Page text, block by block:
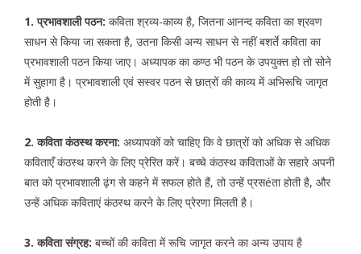
1. प्रभावशाली पठन: कविता श्रव्य-काव्य है, जितना आनन्द कविता का श्रवण
साधन से किया जा सकता है, उतना किसी अन्य साधन से नहीं बशर्ते कविता का
प्रभावशाली पठन किया जाए। अध्यापक का कण्ठ भी पठन के उपयुक्त हो तो सोने
में सुहागा है। प्रभावशाली एवं सस्वर पठन से छात्रों की काव्य में अभिरूचि जागृत
होती है।
2. कविता कंठस्थ करना: अध्यापकों को चाहिए कि वे छात्रों को अधिक से अधिक
कविताएँ कंठस्थ करने के लिए प्रेरित करें। बच्चे कंठस्थ कविताओं के सहारे अपनी
बात को प्रभावशाली ढ़ंग से कहने में सफल होते हैं, तो उन्हें प्रसéता होती है, और
उन्हें अधिक कविताएं कंठस्थ करने के लिए प्रेरणा मिलती है।
3. कविता संग्रह: बच्चों की कविता में रूचि जागृत करने का अन्य उपाय है